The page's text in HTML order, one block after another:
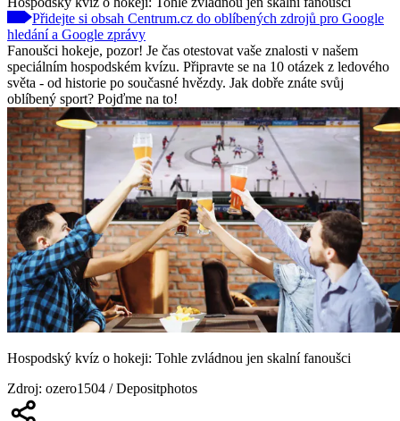
Přidejte si obsah Centrum.cz do oblíbených zdrojů pro Google
hledání a Google zprávy
Fanoušci hokeje, pozor! Je čas otestovat vaše znalosti v našem
speciálním hospodském kvízu. Připravte se na 10 otázek z ledového
světa - od historie po současné hvězdy. Jak dobře znáte svůj
oblíbený sport? Pojďme na to!
Hospodský kvíz o hokeji: Tohle zvládnou jen skalní fanoušci
Zdroj: ozero1504 / Depositphotos